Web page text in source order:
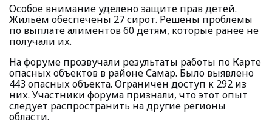
Особое внимание уделено защите прав детей.
Жильём обеспечены 27 сирот. Решены проблемы
по выплате алиментов 60 детям, которые ранее не
получали их.
На форуме прозвучали результаты работы по Карте
опасных объектов в районе Самар. Было выявлено
443 опасных объекта. Ограничен доступ к 292 из
них. Участники форума признали, что этот опыт
следует распространить на другие регионы
области.